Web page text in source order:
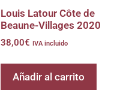
Louis Latour Côte de
Beaune-Villages 2020
38,00€ IVA incluido
Añadir al carrito